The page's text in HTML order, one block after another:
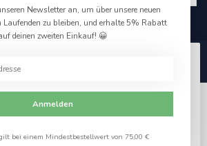
Cookies, um das beste Seitenerlebnis
erzielen.
Ja
Newsletter an, um über unsere neuen
Laufenden zu bleiben, und erhalte 5% Rabatt
deinen zweiten Einkauf! 😀
Anmelden
bei einem Mindestbestellwert von 75,00 €